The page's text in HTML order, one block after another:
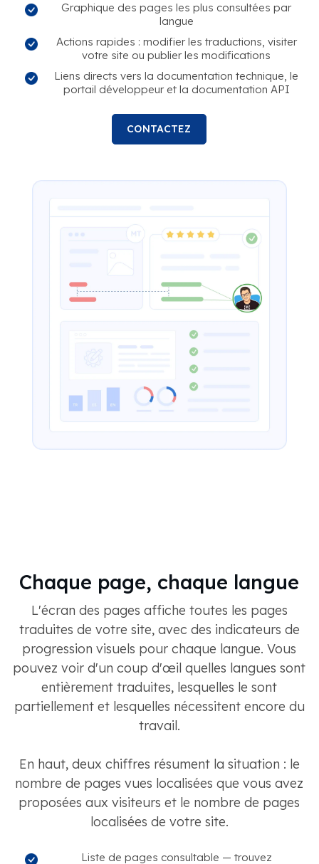
Graphique des pages les plus consultées par
langue
Actions rapides : modifier les traductions, visiter
votre site ou publier les modifications
Liens directs vers la documentation technique, le
portail développeur et la documentation API
CONTACTEZ
Chaque page, chaque langue
L'écran des pages affiche toutes les pages
traduites de votre site, avec des indicateurs de
progression visuels pour chaque langue. Vous
pouvez voir d'un coup d'œil quelles langues sont
entièrement traduites, lesquelles le sont
partiellement et lesquelles nécessitent encore du
travail.
En haut, deux chiffres résument la situation : le
nombre de pages vues localisées que vous avez
proposées aux visiteurs et le nombre de pages
localisées de votre site.
Liste de pages consultable — trouvez